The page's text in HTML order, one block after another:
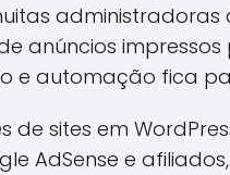
administradoras
anúncios
e automação fica
de sites em
AdSense e